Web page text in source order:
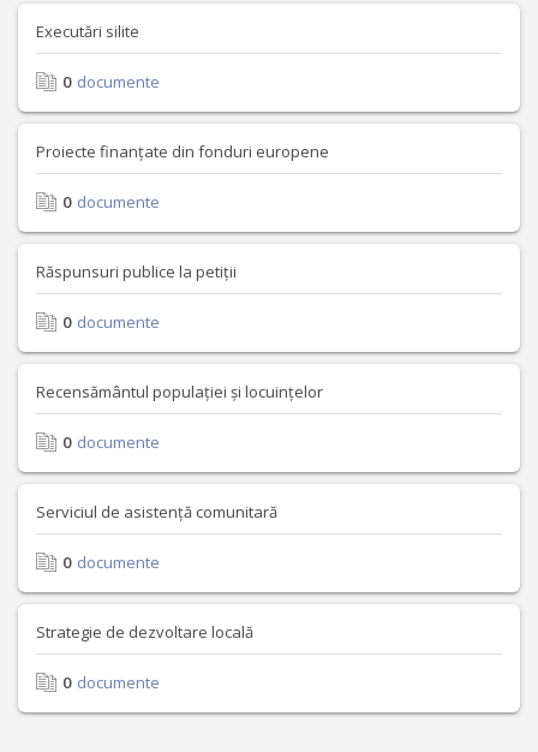
Executări silite
0 documente
Proiecte finanțate din fonduri europene
0 documente
Răspunsuri publice la petiții
0 documente
Recensământul populației și locuințelor
0 documente
Serviciul de asistență comunitară
0 documente
Strategie de dezvoltare locală
0 documente